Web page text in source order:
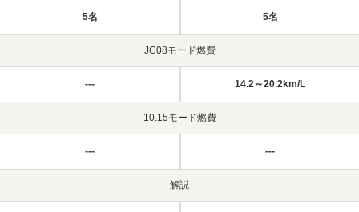
5名 5名
JC08モード燃費
--- 14.2～20.2km/L
10.15モード燃費
--- ---
解説